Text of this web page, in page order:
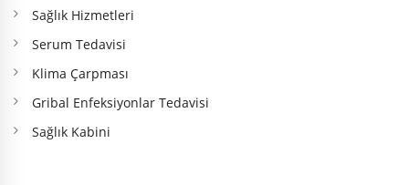
Sağlık Hizmetleri
Serum Tedavisi
Klima Çarpması
Gribal Enfeksiyonlar Tedavisi
Sağlık Kabini